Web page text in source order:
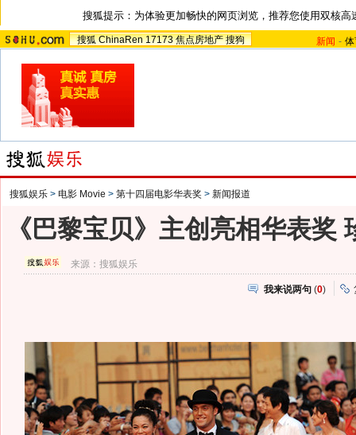
搜狐提示：为体验更加畅快的网页浏览，推荐您使用双核高
搜狐 ChinaRen 17173 焦点房地产 搜狗 新闻 -
搜狐娱乐 > 电影 Movie > 第十四届电影华表奖 > 新闻报道
《巴黎宝贝》主创亮相华表奖
来源：搜狐娱乐
我来说两句 (0)